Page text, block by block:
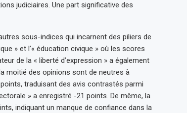
judiciaires. Une part significative des
sous-indices qui incarnent des piliers de
» et l’« éducation civique » où les scores
de la « liberté d’expression » a également
moitié des opinions sont de neutres à
traduisant des avis contrastés parmi
» a enregistré -21 points. De même, la
indiquant un manque de confiance dans la